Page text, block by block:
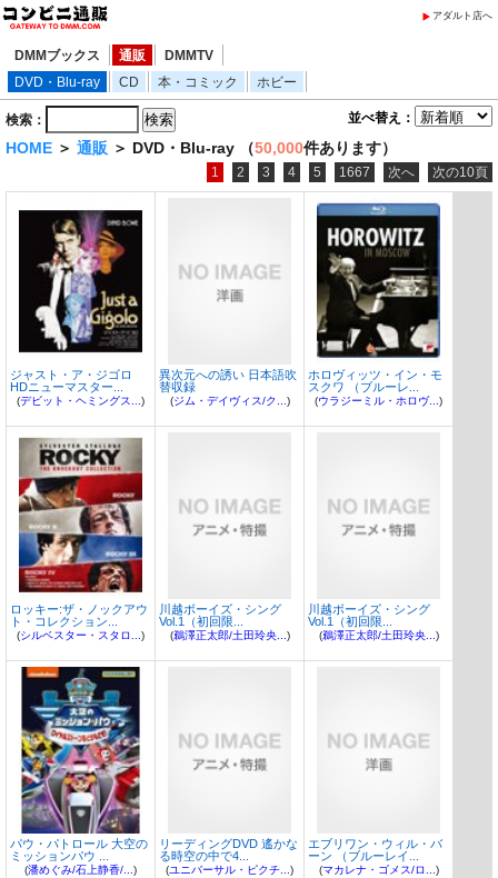
アダルト店へ
DMMブックス 通販
DMMTV
DVD・Blu-ray
CD 本・コミック ホビー
並べ替え：
検索：
HOME ＞ 通販 ＞ DVD・Blu-ray （50,000件あります）
1 2 3 4 5 1667 次へ 次の10頁
ジャスト・ア・ジゴロ
HDニューマスター...
(デビット・ヘミングス...)
異次元への誘い 日本語吹
替収録
(ジム・デイヴィス/ク...)
ホロヴィッツ・イン・モ
スクワ （ブルーレ...
(ウラジーミル・ホロヴ...)
ロッキー:ザ・ノックアウ
ト・コレクション...
(シルベスター・スタロ...)
川越ボーイズ・シング
Vol.1（初回限...
(鵜澤正太郎/土田玲央...)
川越ボーイズ・シング
Vol.1（初回限...
(鵜澤正太郎/土田玲央...)
パウ・パトロール 大空の
ミッションパウ ...
(潘めぐみ/石上静香/...)
リーディングDVD 遙かな
る時空の中で4...
(ユニバーサル・ピクチ...)
エブリワン・ウィル・バ
ーン （ブルーレイ...
(マカレナ・ゴメス/ロ...)